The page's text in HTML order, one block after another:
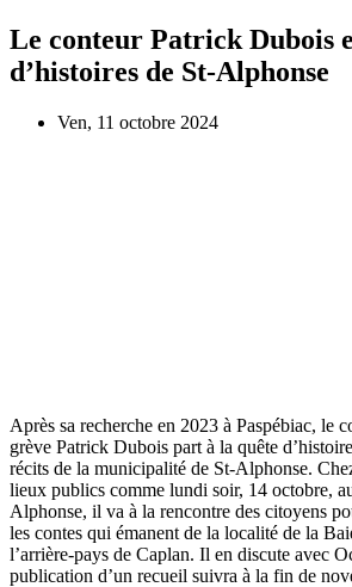
Le conteur Patrick Dubois
d’histoires de St-Alphonse
Ven, 11 octobre 2024
Après sa recherche en 2023 à Paspébiac, le
grève Patrick Dubois part à la quête
récits de la municipalité de St-Alphonse.
lieux publics comme lundi soir, 14 octobre,
Alphonse, il va à la rencontre des citoyens
les contes qui émanent de la localité de la
l’arrière-pays de Caplan. Il en discute avec
publication d’un recueil suivra à la fin de